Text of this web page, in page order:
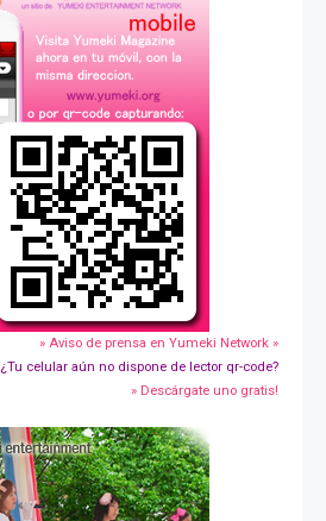
» Aviso de prensa en Yumeki Network »
¿Tu celular aún no dispone de lector qr-code?
» Descárgate uno gratis!